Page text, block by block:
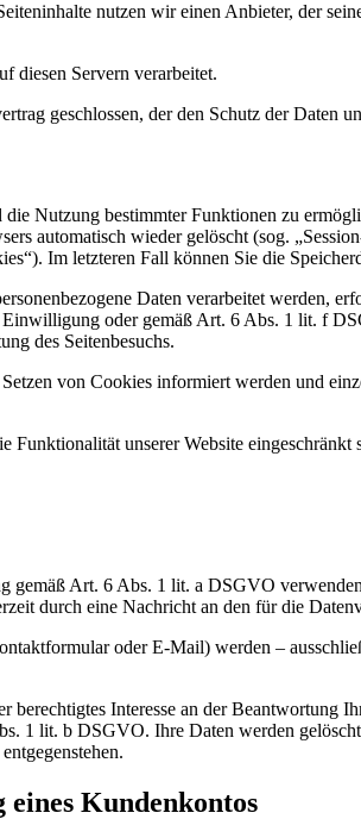
nutzen wir einen Anbieter, der
diesen Servern verarbeitet.
geschlossen, der den Schutz der Daten
Nutzung bestimmter Funktionen zu
automatisch wieder gelöscht (sog.
Im letzteren Fall können Sie die
Daten verarbeitet
oder gemäß Art. 6 Abs. 1 lit. f
des Seitenbesuchs.
von Cookies informiert werden und
Funktionalität unserer Website eingeschränkt
Art. 6 Abs. 1 lit. a DSGVO
durch eine Nachricht an den für die
oder E-Mail) werden –
berechtigtes Interesse an der
1 lit. b DSGVO. Ihre Daten werden
Kundenkontos